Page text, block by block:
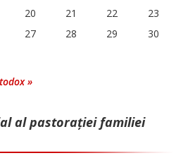
20 21 22
23
27 28 29
30
»
al pastorației familiei